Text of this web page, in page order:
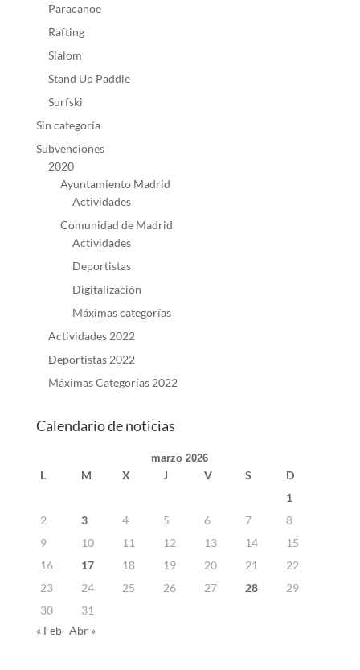
Paracanoe
Rafting
Slalom
Stand Up Paddle
Surfski
Sin categoría
Subvenciones
2020
Ayuntamiento Madrid
Actividades
Comunidad de Madrid
Actividades
Deportistas
Digitalización
Máximas categorías
Actividades 2022
Deportistas 2022
Máximas Categorías 2022
Calendario de noticias
marzo 2026
L M X J V S
D
1
2
3 4 5 6 7
8
9
10 11 12 13 14
15
16
17 18 19 20 21
22
23
24 25 26 27 28
29
30
31
« Feb Abr »